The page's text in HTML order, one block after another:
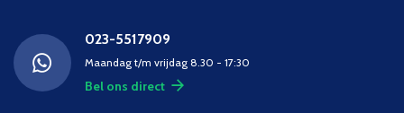
023-5517909
Maandag t/m vrijdag 8.30 - 17:30
Bel ons direct